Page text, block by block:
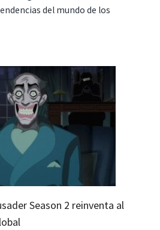
del mundo de los
Season 2 reinventa al